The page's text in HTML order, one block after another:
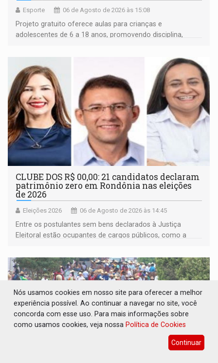
Esporte 06 de Agosto de 2026 às 15:08
Projeto gratuito oferece aulas para crianças e
adolescentes de 6 a 18 anos, promovendo disciplina,
CLUBE DOS R$ 00,00: 21 candidatos declaram
patrimônio zero em Rondônia nas eleições
de 2026
Eleições 2026 06 de Agosto de 2026 às 14:45
Entre os postulantes sem bens declarados à Justiça
Eleitoral estão ocupantes de cargos públicos, como a
Pedro Geovar (PP) e a vice-prefeita Magna dos Anjos
(NOVO)
Nós usamos cookies em nosso site para oferecer a melhor
experiência possível. Ao continuar a navegar no site, você
concorda com esse uso. Para mais informações sobre
como usamos cookies, veja nossa Política de Cookies
Continuar